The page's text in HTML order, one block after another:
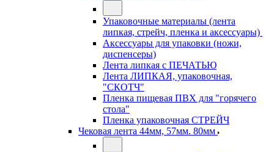
Упаковочные материалы (лента
липкая, стрейч, пленка и аксессуары)
Аксессуары для упаковки (ножи,
диспенсеры)
Лента липкая с ПЕЧАТЬЮ
Лента ЛИПКАЯ, упаковочная,
"СКОТЧ"
Пленка пищевая ПВХ для "горячего
стола"
Пленка упаковочная СТРЕЙЧ
Чековая лента 44мм, 57мм. 80мм